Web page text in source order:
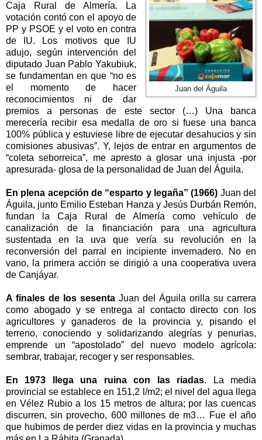
Juan del Águila
Caja Rural
de Almería. La
votación contó con el apoyo de
PP y PSOE y el voto en contra
de IU. Los motivos que IU
adujo, según intervención del
diputado Juan Pablo Yakubiuk,
se fundamentan en que “no es
el momento de hacer
reconocimientos ni de dar
premios a personas de este sector (…) Una banca
merecería recibir esa medalla de oro si fuese una banca
100% pública y estuviese libre de ejecutar desahucios y sin
comisiones abusivas”. Y, lejos de entrar en argumentos de
“coleta seborreica”, me apresto a glosar una injusta -por
apresurada- glosa de la personalidad de Juan del Águila.
En plena acepción de “esparto y legaña” (1966) Juan del
Águila, junto Emilio Esteban Hanza y Jesús Durbán Remón,
fundan
la Caja Rural
de Almería como vehículo de
canalización de la financiación para una agricultura
sustentada en la uva que vería su revolución en la
reconversión del parral en incipiente invernadero. No en
vano, la primera acción se dirigió a una cooperativa uvera
de Canjáyar.
A finales de los sesenta Juan del Águila orilla su carrera
como abogado y se entrega al contacto directo con los
agricultores y ganaderos de la provincia y, pisando el
terreno, conociendo y solidarizando alegrías y penurias,
emprende un “apostolado” del nuevo modelo agrícola:
sembrar, trabajar, recoger y ser responsables.
En 1973 llega una ruina con las riadas. La media
provincial se establece en 151,2 l/m2; el nivel del agua llega
en Vélez Rubio a los 15 metrosde altura; por las cuencas
discurren, sin provecho, 600 millones de m3… Fue el año
que hubimos de perder diez vidas en la provincia y muchas